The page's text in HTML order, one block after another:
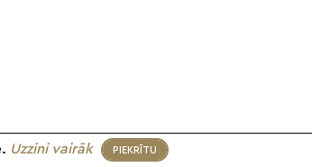
Uzzini vairāk PIEKRĪTU